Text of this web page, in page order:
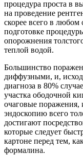
процедура проста в
на проведение
скорее всего в
подготовке
опорожнения
теплой водой.
Большинство
диффузными, и,
диагноза в 80%
участка ободочной
очаговые поражения,
эндоскопию всего
достигают
которые следует
картоне перед тем,
формалина.